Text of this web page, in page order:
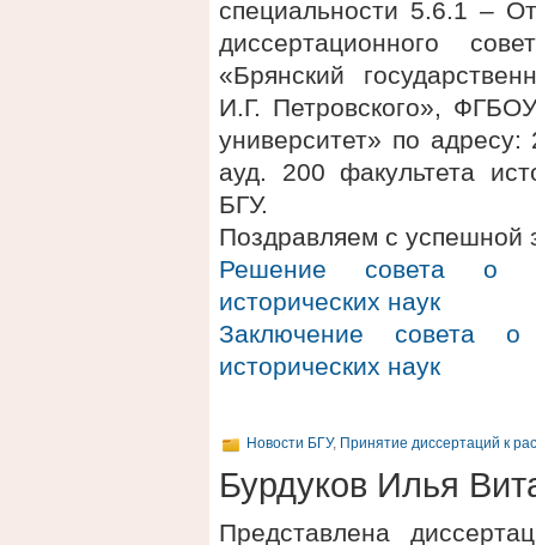
специальности 5.6.1 –
диссертационного
«Брянский
И.Г. Петровского»,
университет» по
ауд. 200 факультета
БГУ.
Поздравляем с успешной
Решение совета о
исторических наук
Заключение совета о
исторических наук
Новости БГУ, Принятие диссертаций к
Бурдуков Илья
Представлена